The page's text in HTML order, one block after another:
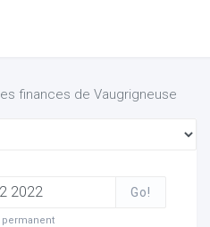
finances de Vaugrigneuse
Go!